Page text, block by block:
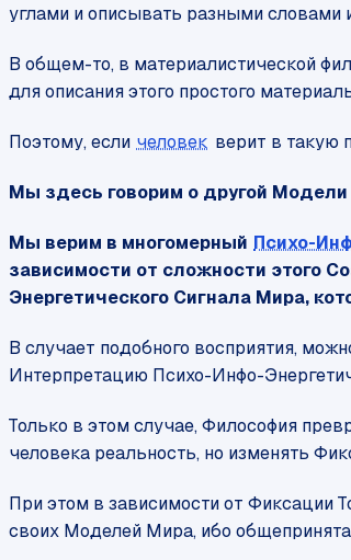
углами и описывать разными словами
В общем-то, в материалистической
для описания этого простого
Поэтому, если человек верит в такую
Мы здесь говорим о другой
Мы верим в многомерный Психо-
зависимости от сложности этого
Энергетического Сигнала Мира,
В случает подобного восприятия,
Интерпретацию Психо-Инфо-
Только в этом случае, Философия
человека реальность, но изменять
При этом в зависимости от Фиксации
своих Моделей Мира, ибо